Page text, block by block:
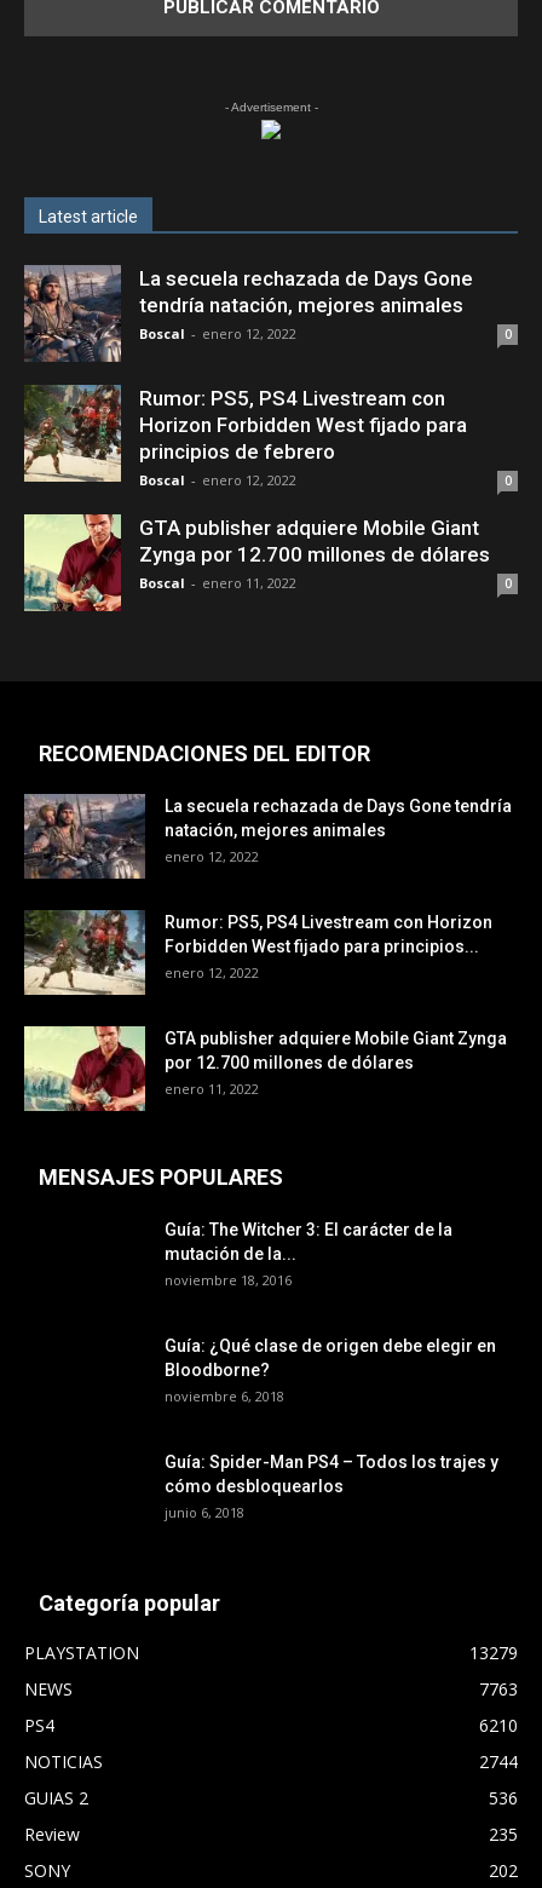
- Advertisement -
Latest article
La secuela rechazada de Days Gone
tendría natación, mejores animales
Boscal - enero 12, 2022 0
Rumor: PS5, PS4 Livestream con
Horizon Forbidden West fijado para
principios de febrero
Boscal - enero 12, 2022 0
GTA publisher adquiere Mobile Giant
Zynga por 12.700 millones de dólares
Boscal - enero 11, 2022 0
RECOMENDACIONES DEL EDITOR
La secuela rechazada de Days Gone tendría
natación, mejores animales
enero 12, 2022
Rumor: PS5, PS4 Livestream con Horizon
Forbidden West fijado para principios...
enero 12, 2022
GTA publisher adquiere Mobile Giant Zynga
por 12.700 millones de dólares
enero 11, 2022
MENSAJES POPULARES
Guía: The Witcher 3: El carácter de la
mutación de la...
noviembre 18, 2016
Guía: ¿Qué clase de origen debe elegir en
Bloodborne?
noviembre 6, 2018
Guía: Spider-Man PS4 – Todos los trajes y
cómo desbloquearlos
junio 6, 2018
Categoría popular
PLAYSTATION
13279
NEWS
7763
PS4
6210
NOTICIAS
2744
GUIAS 2
536
Review
235
SONY
202